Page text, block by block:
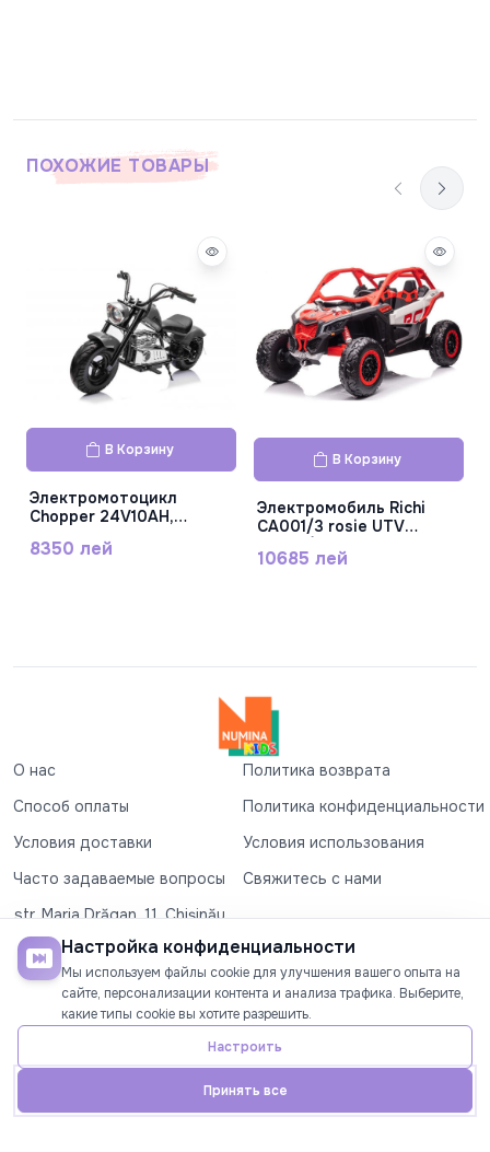
Телефон Аккаунт
ПОХОЖИЕ ТОВАРЫ
В Корзину
Электромотоцикл
Chopper 24V10AH,
8350 лей
В Корзину
Электромобиль Richi
CA001/3 rosie UTV
10685 лей
О нас
Политика возврата
Способ оплаты
Политика конфиденциальности
Условия доставки
Условия использования
Часто задаваемые вопросы
Свяжитесь с нами
str. Maria Drăgan, 11, Chișinău
+37360327279
©2026Numina Kids. Все права защищены
СОЦИАЛЬНЫЕ СЕТИ
Настройка конфиденциальности
Мы используем файлы cookie для улучшения вашего опыта на
сайте, персонализации контента и анализа трафика. Выберите,
какие типы cookie вы хотите разрешить.
Настроить
Принять все